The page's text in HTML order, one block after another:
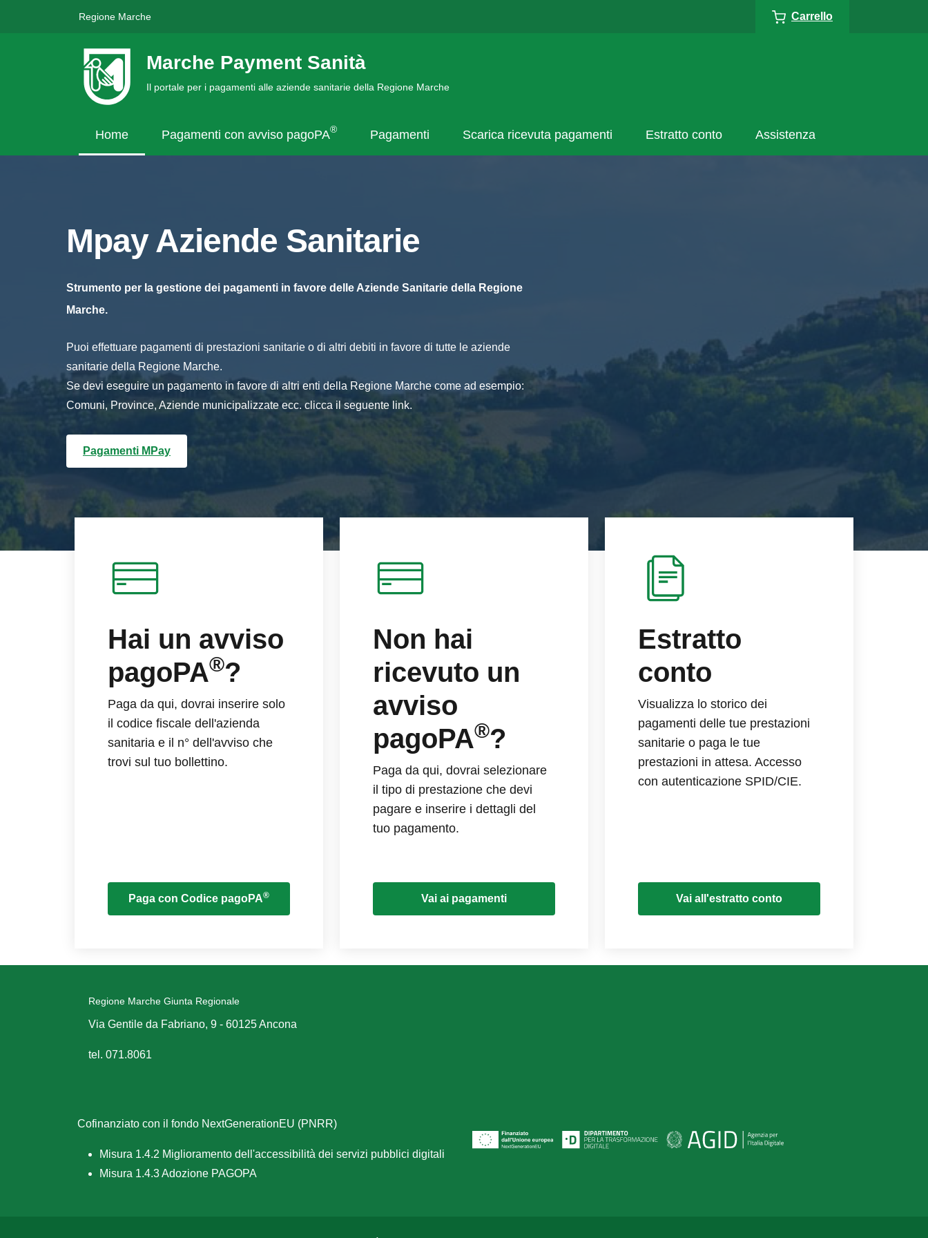
Regione Marche Carrello
Marche Payment Sanità
Il portale per i pagamenti alle aziende sanitarie della Regione Marche
Home Pagamenti con avviso pagoPA® Pagamenti Scarica ricevuta pagamenti Estratto conto Assistenza
Mpay Aziende Sanitarie
Strumento per la gestione dei pagamenti in favore delle Aziende Sanitarie della Regione
Marche.
Puoi effettuare pagamenti di prestazioni sanitarie o di altri debiti in favore di tutte le aziende
sanitarie della Regione Marche.
Se devi eseguire un pagamento in favore di altri enti della Regione Marche come ad esempio:
Comuni, Province, Aziende municipalizzate ecc. clicca il seguente link.
Pagamenti MPay
Hai un avviso
pagoPA®?
Paga da qui, dovrai inserire solo
il codice fiscale dell'azienda
sanitaria e il n° dell'avviso che
trovi sul tuo bollettino.
Paga con Codice pagoPA®
Non hai
ricevuto un
avviso
pagoPA®?
Paga da qui, dovrai selezionare
il tipo di prestazione che devi
pagare e inserire i dettagli del
tuo pagamento.
Vai ai pagamenti
Estratto
conto
Visualizza lo storico dei
pagamenti delle tue prestazioni
sanitarie o paga le tue
prestazioni in attesa. Accesso
con autenticazione SPID/CIE.
Vai all'estratto conto
Regione Marche Giunta Regionale
Via Gentile da Fabriano, 9 - 60125 Ancona
tel. 071.8061
Cofinanziato con il fondo NextGenerationEU (PNRR)
Misura 1.4.2 Miglioramento dell'accessibilità dei servizi pubblici digitali
Misura 1.4.3 Adozione PAGOPA